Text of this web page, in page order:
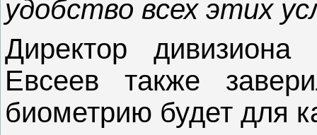
удобство всех этих
Директор
Евсеев также
биометрию будет для